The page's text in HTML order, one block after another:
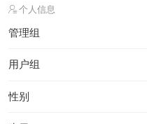
个人信息
管理组
用户组
性别